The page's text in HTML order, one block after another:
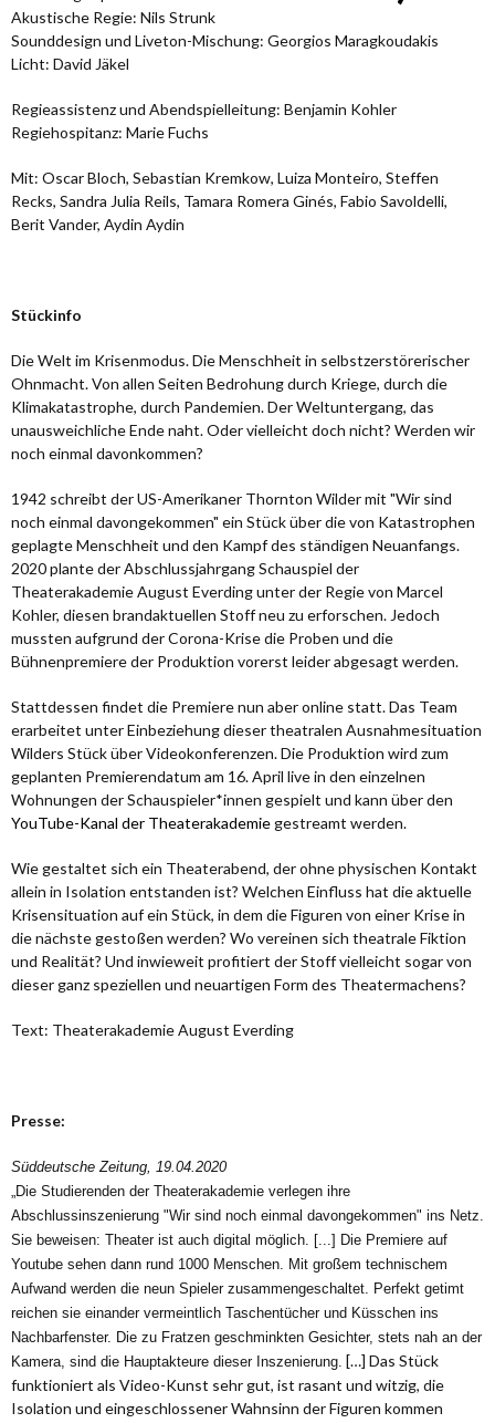
Akustische Regie: Nils Strunk
Sounddesign und Liveton-Mischung: Georgios Maragkoudakis
Licht: David Jäkel
Regieassistenz und Abendspielleitung: Benjamin Kohler
Regiehospitanz: Marie Fuchs
Mit: Oscar Bloch, Sebastian Kremkow, Luiza Monteiro, Steffen
Recks, Sandra Julia Reils, Tamara Romera Ginés, Fabio Savoldelli,
Berit Vander, Aydin Aydin
Stückinfo
Die Welt im Krisenmodus. Die Menschheit in selbstzerstörerischer
Ohnmacht. Von allen Seiten Bedrohung durch Kriege, durch die
Klimakatastrophe, durch Pandemien. Der Weltuntergang, das
unausweichliche Ende naht. Oder vielleicht doch nicht? Werden wir
noch einmal davonkommen?
1942 schreibt der US-Amerikaner Thornton Wilder mit "Wir sind
noch einmal davongekommen" ein Stück über die von Katastrophen
geplagte Menschheit und den Kampf des ständigen Neuanfangs.
2020 plante der Abschlussjahrgang Schauspiel der
Theaterakademie August Everding unter der Regie von Marcel
Kohler, diesen brandaktuellen Stoff neu zu erforschen. Jedoch
mussten aufgrund der Corona-Krise die Proben und die
Bühnenpremiere der Produktion vorerst leider abgesagt werden.
Stattdessen findet die Premiere nun aber online statt. Das Team
erarbeitet unter Einbeziehung dieser theatralen Ausnahmesituation
Wilders Stück über Videokonferenzen. Die Produktion wird zum
geplanten Premierendatum am 16. April live in den einzelnen
Wohnungen der Schauspieler*innen gespielt und kann über den
YouTube-Kanal der Theaterakademiegestreamt werden.
Wie gestaltet sich ein Theaterabend, der ohne physischen Kontakt
allein in Isolation entstanden ist? Welchen Einfluss hat die aktuelle
Krisensituation auf ein Stück, in dem die Figuren von einer Krise in
die nächste gestoßen werden? Wo vereinen sich theatrale Fiktion
und Realität? Und inwieweit profitiert der Stoff vielleicht sogar von
dieser ganz speziellen und neuartigen Form des Theatermachens?
Text: Theaterakademie August Everding
Presse:
Süddeutsche Zeitung, 19.04.2020
„Die Studierenden der Theaterakademie verlegen ihre
Abschlussinszenierung "Wir sind noch einmal davongekommen" ins Netz.
Sie beweisen: Theater ist auch digital möglich. [...] Die Premiere auf
Youtube sehen dann rund 1000 Menschen. Mit großem technischem
Aufwand werden die neun Spieler zusammengeschaltet. Perfekt getimt
reichen sie einander vermeintlich Taschentücher und Küsschen ins
Nachbarfenster. Die zu Fratzen geschminkten Gesichter, stets nah an der
Kamera, sind die Hauptakteure dieser Inszenierung. […] Das Stück
funktioniert als Video-Kunst sehr gut, ist rasant und witzig, die
Isolation und eingeschlossener Wahnsinn der Figuren kommen